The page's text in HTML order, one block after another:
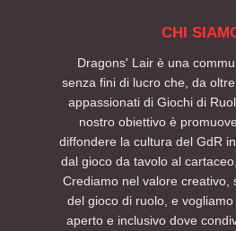
CHI
Dragons' Lair è una
senza fini di lucro che, da
appassionati di Giochi di
nostro obiettivo è
diffondere la cultura del GdR
dal gioco da tavolo al
Crediamo nel valore creativo,
del gioco di ruolo, e
aperto e inclusivo dove